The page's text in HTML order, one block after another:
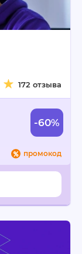
172 отзыва
-60%
промокод